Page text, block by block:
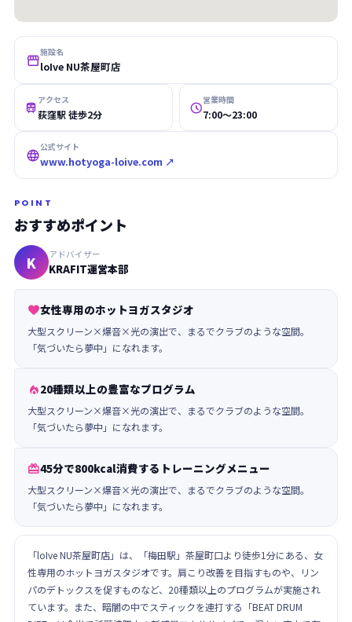
施設名
loIve NU茶屋町店
 アクセス
荻窪駅 徒歩2分 営業時間
7:00〜23:00
公式サイト
www.hotyoga-loive.com ↗
POINT
おすすめポイント
K アドバイザー
KRAFIT運営本部
女性専用のホットヨガスタジオ
大型スクリーン×爆音×光の演出で、まるでクラブのような空間。
「気づいたら夢中」になれます。
20種類以上の豊富なプログラム
大型スクリーン×爆音×光の演出で、まるでクラブのような空間。
「気づいたら夢中」になれます。
45分で800kcal消費するトレーニングメニュー
大型スクリーン×爆音×光の演出で、まるでクラブのような空間。
「気づいたら夢中」になれます。
「loIve NU茶屋町店」は、「梅田駅」茶屋町口より徒歩1分にある、女
性専用のホットヨガスタジオです。肩こり改善を目指すものや、リン
パのデトックスを促すものなど、20種類以上のプログラムが実施され
ています。また、暗闇の中でスティックを連打する「BEAT DRUM